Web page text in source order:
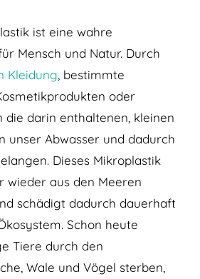
ist eine wahre
Mensch und Natur. Durch
Kleidung , bestimmte
oder
die darin enthaltenen, kleinen
unser Abwasser und dadurch
Dieses Mikroplastik
wieder aus den Meeren
schädigt dadurch dauerhaft
Schon heute
Tiere durch den
Wale und Vögel sterben,